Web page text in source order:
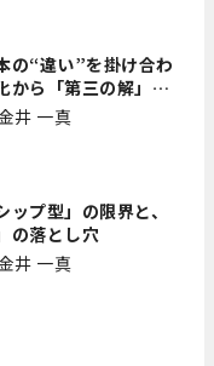
の“違い”を掛け合わ
から「第三の解」を
【現場を変えるCQ白
井 一真
ップ型」の限界と、
の落とし穴
井 一真